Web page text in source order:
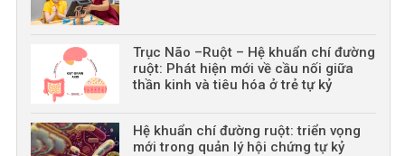
Trục Não –Ruột – Hệ khuẩn chí đường
ruột: Phát hiện mới về cầu nối giữa
thần kinh và tiêu hóa ở trẻ tự kỷ
Hệ khuẩn chí đường ruột: triển vọng
mới trong quản lý hội chứng tự kỷ